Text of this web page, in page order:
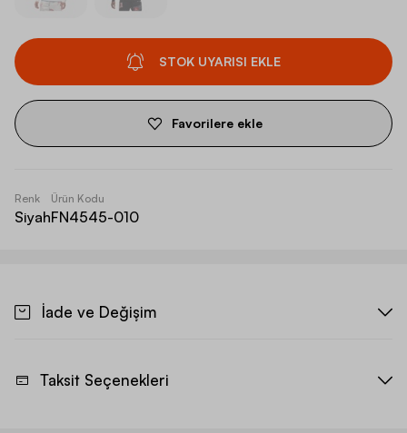
STOK UYARISI EKLE
Favorilere ekle
Renk
Siyah
Ürün Kodu
FN4545-010
İade ve Değişim
Taksit Seçenekleri